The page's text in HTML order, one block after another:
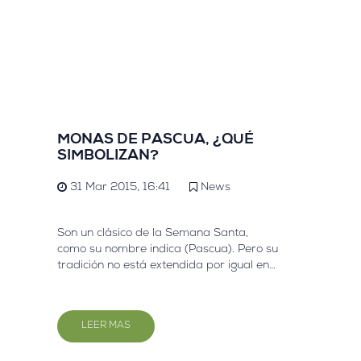
el planeta. Pero
hay un mundo
que cada
MONAS DE PASCUA, ¿QUÉ
SIMBOLIZAN?
31 Mar 2015, 16:41 News
Son un clásico de la Semana Santa,
como su nombre indica (Pascua). Pero su
tradición no está extendida por igual en
Castilla La Mancha,
LEER MAS